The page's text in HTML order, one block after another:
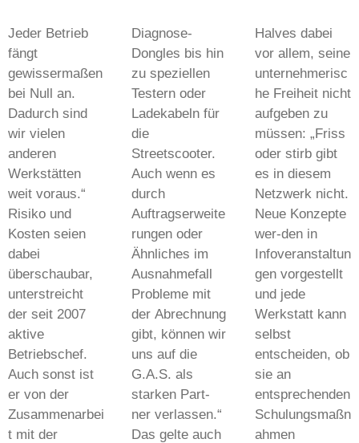
Jeder Betrieb
fängt
gewissermaßen
bei Null an.
Dadurch sind
wir vielen
anderen
Werkstätten
weit voraus.“
Risiko und
Kosten seien
dabei
überschaubar,
unterstreicht
der seit 2007
aktive
Betriebschef.
Auch sonst ist
er von der
Zusammenarbei
t mit der
Diagnose-
Dongles bis hin
zu speziellen
Testern oder
Ladekabeln für
die
Streetscooter.
Auch wenn es
durch
Auftragserweite
rungen oder
Ähnliches im
Ausnahmefall
Probleme mit
der Abrechnung
gibt, können wir
uns auf die
G.A.S. als
starken Part-
ner verlassen.“
Das gelte auch
Halves dabei
vor allem, seine
unternehmerisc
he Freiheit nicht
aufgeben zu
müssen: „Friss
oder stirb gibt
es in diesem
Netzwerk nicht.
Neue Konzepte
wer-den in
Infoveranstaltun
gen vorgestellt
und jede
Werkstatt kann
selbst
entscheiden, ob
sie an
entsprechenden
Schulungsmaßn
ahmen